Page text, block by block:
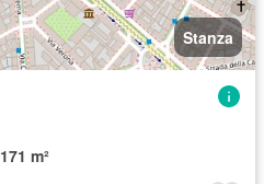
Stanza
171 m²